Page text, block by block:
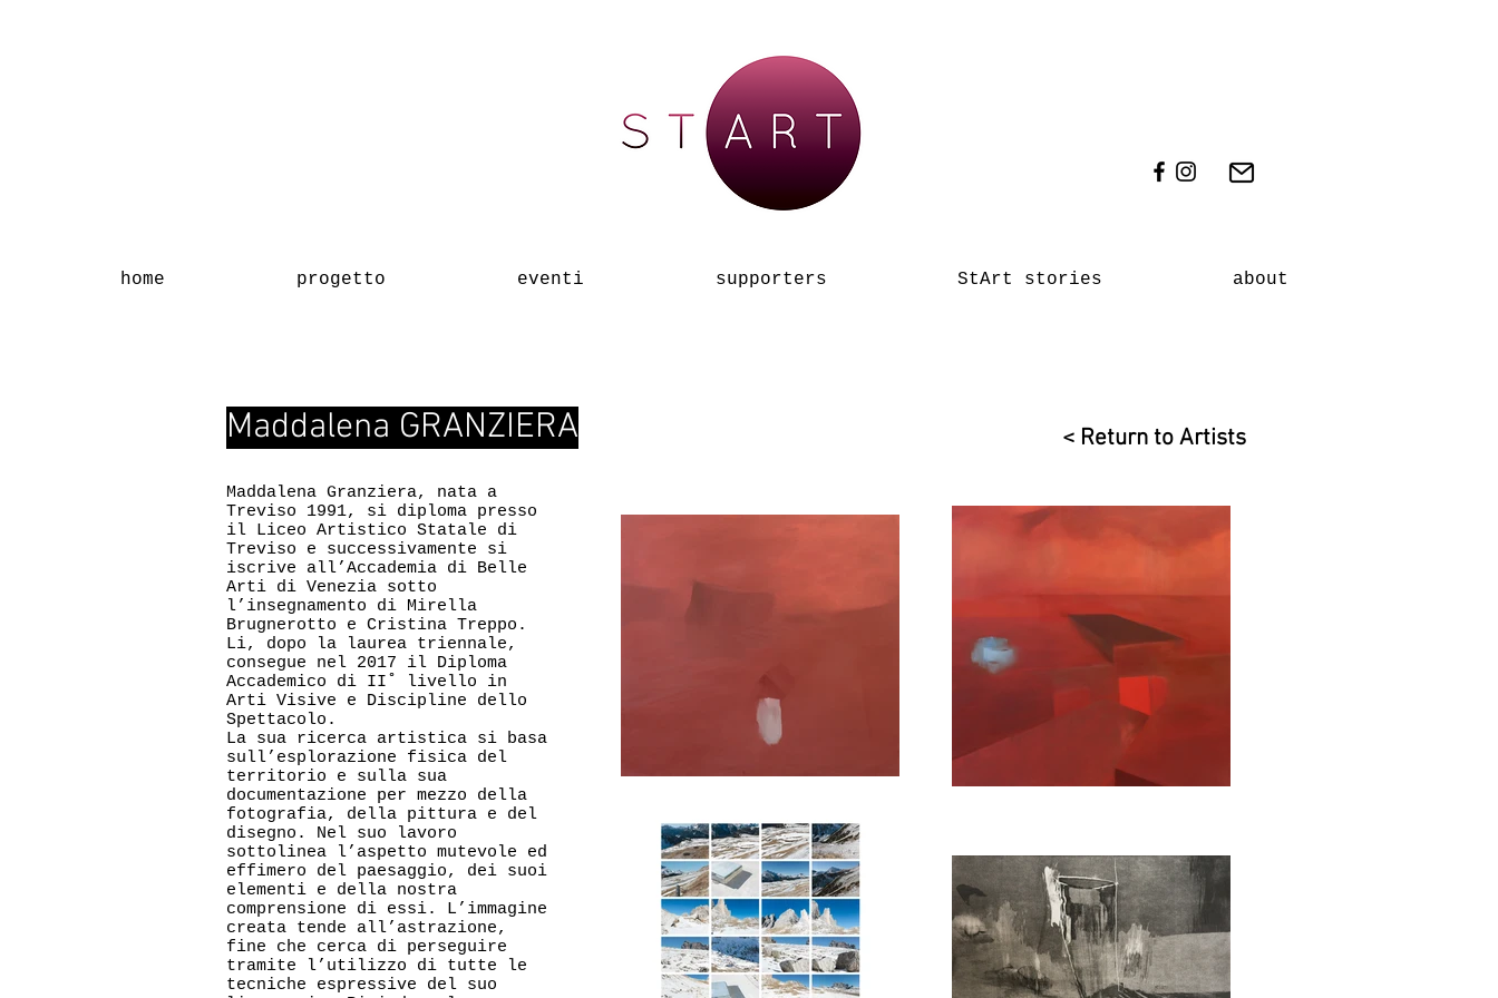
home progetto eventi supporters StArt stories about
Maddalena GRANZIERA < Return to Artists
Maddalena Granziera, nata a
Treviso 1991, si diploma presso
il Liceo Artistico Statale di
Treviso e successivamente si
iscrive all’Accademia di Belle
Arti di Venezia sotto
l’insegnamento di Mirella
Brugnerotto e Cristina Treppo.
Li, dopo la laurea triennale,
consegue nel 2017 il Diploma
Accademico di II˚ livello in
Arti Visive e Discipline dello
Spettacolo.
La sua ricerca artistica si basa
sull’esplorazione fisica del
territorio e sulla sua
documentazione per mezzo della
fotografia, della pittura e del
disegno. Nel suo lavoro
sottolinea l’aspetto mutevole ed
effimero del paesaggio, dei suoi
elementi e della nostra
comprensione di essi. L’immagine
creata tende all’astrazione,
fine che cerca di perseguire
tramite l’utilizzo di tutte le
tecniche espressive del suo